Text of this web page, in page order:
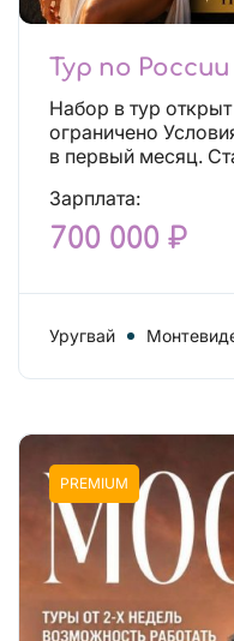
Тур по России
Набор в тур открыт Количество мест
ограничено Условия: Доход от 700 000 ₽ уже
в
Зарплата:
700 000 ₽
Уругвай
PREMIUM